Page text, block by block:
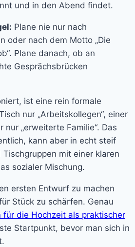
und in den Abend findet.
Plane nie nur nach
oder nach dem Motto „Die
Plane danach, ob an
Gesprächsbrücken
ist eine rein formale
nur „Arbeitskollegen“, einer
nur „erweiterte Familie“. Das
kann aber in echt steif
mit einer klaren
sozialer Mischung.
ersten Entwurf zu machen
Stück zu schärfen. Genau
für die Hochzeit als praktischer
Startpunkt, bevor man sich in